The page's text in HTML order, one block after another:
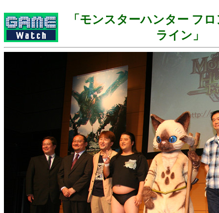
「モンスターハンター フ
ライン」